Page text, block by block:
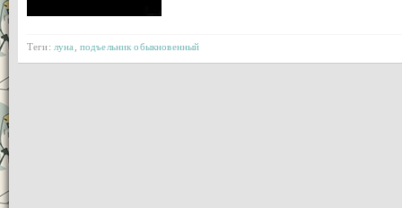
Теги: луна подъельник обыкновенный